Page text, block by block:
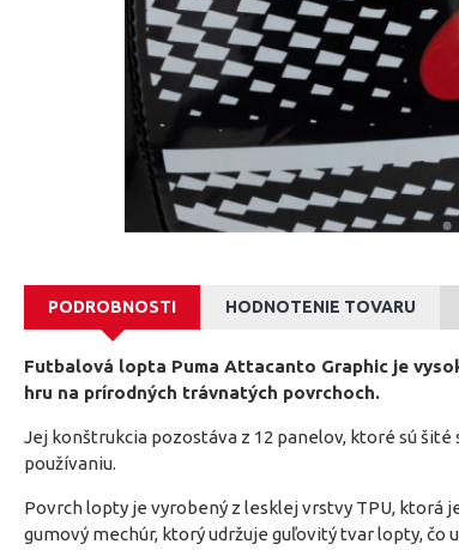
PODROBNOSTI HODNOTENIE TOVARU
Futbalová lopta Puma Attacanto Graphic je
hru na prírodných trávnatých povrchoch.
Jej konštrukcia pozostáva z 12 panelov, ktoré sú
používaniu.
Povrch lopty je vyrobený z lesklej vrstvy TPU, ktorá
gumový mechúr, ktorý udržuje guľovitý tvar lopty, čo